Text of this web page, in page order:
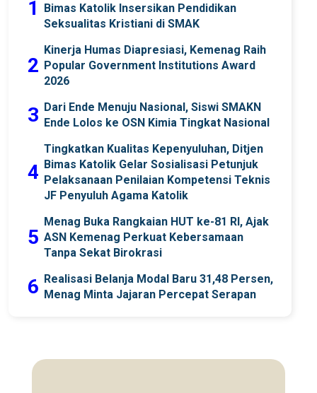
1
Bimas Katolik Insersikan Pendidikan
Seksualitas Kristiani di SMAK
2
Kinerja Humas Diapresiasi, Kemenag Raih
Popular Government Institutions Award
2026
3 Dari Ende Menuju Nasional, Siswi SMAKN
Ende Lolos ke OSN Kimia Tingkat Nasional
4
Tingkatkan Kualitas Kepenyuluhan, Ditjen
Bimas Katolik Gelar Sosialisasi Petunjuk
Pelaksanaan Penilaian Kompetensi Teknis
JF Penyuluh Agama Katolik
5
Menag Buka Rangkaian HUT ke-81 RI, Ajak
ASN Kemenag Perkuat Kebersamaan
Tanpa Sekat Birokrasi
6 Realisasi Belanja Modal Baru 31,48 Persen,
Menag Minta Jajaran Percepat Serapan